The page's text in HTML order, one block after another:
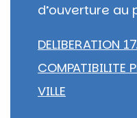
d’ouverture au
DELIBERATION
COMPATIBILITE
VILLE